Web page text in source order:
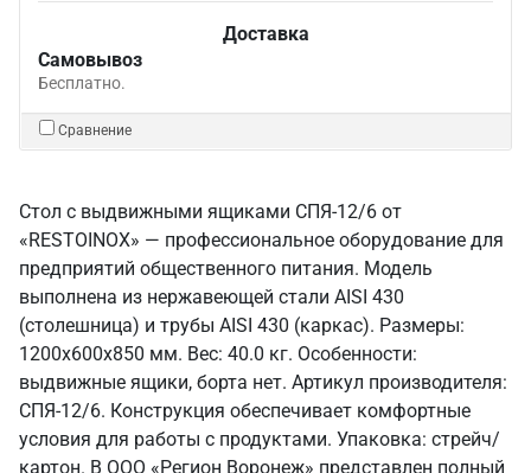
Доставка
Самовывоз
Бесплатно.
Сравнение
Стол с выдвижными ящиками СПЯ-12/6 от
«RESTOINOX» — профессиональное оборудование для
предприятий общественного питания. Модель
выполнена из нержавеющей стали AISI 430
(столешница) и трубы AISI 430 (каркас). Размеры:
1200x600x850 мм. Вес: 40.0 кг. Особенности:
выдвижные ящики, борта нет. Артикул производителя:
СПЯ-12/6. Конструкция обеспечивает комфортные
условия для работы с продуктами. Упаковка: стрейч/
картон. В ООО «Регион Воронеж» представлен полный